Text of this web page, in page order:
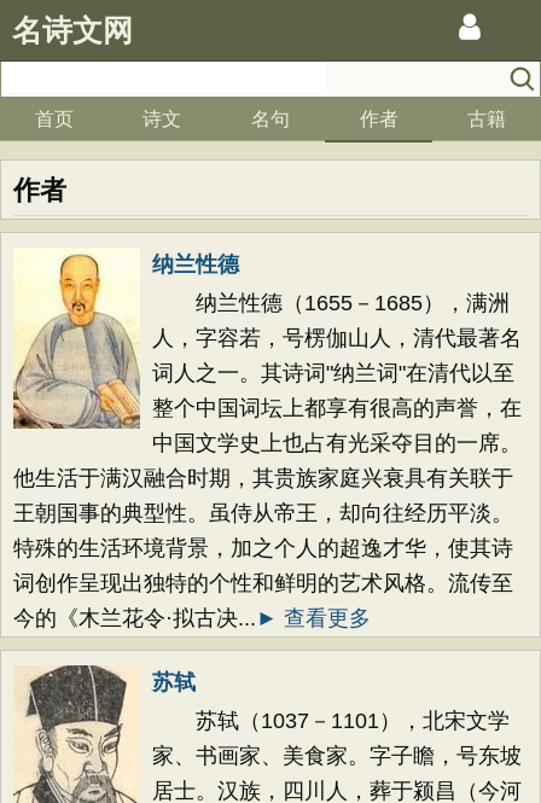
名诗文网
首页 诗文 名句 作者 古籍
作者
纳兰性德
纳兰性德（1655－1685），满洲
人，字容若，号楞伽山人，清代最著名
词人之一。其诗词"纳兰词"在清代以至
整个中国词坛上都享有很高的声誉，在
中国文学史上也占有光采夺目的一席。
他生活于满汉融合时期，其贵族家庭兴衰具有关联于
王朝国事的典型性。虽侍从帝王，却向往经历平淡。
特殊的生活环境背景，加之个人的超逸才华，使其诗
词创作呈现出独特的个性和鲜明的艺术风格。流传至
今的《木兰花令·拟古决... ► 查看更多
苏轼
苏轼（1037－1101），北宋文学
家、书画家、美食家。字子瞻，号东坡
居士。汉族，四川人，葬于颍昌（今河